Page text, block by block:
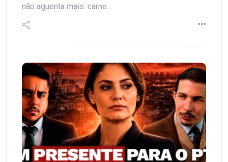
não aguenta mais: carne…